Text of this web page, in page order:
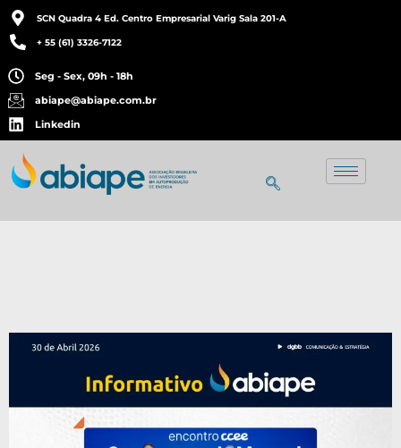
SCN Quadra 4 Ed. Centro Empresarial Varig Sala 201-A
+ 55 (61) 3326-7122
Seg - Sex, 09h - 18h
abiape@abiape.com.br
Linkedin